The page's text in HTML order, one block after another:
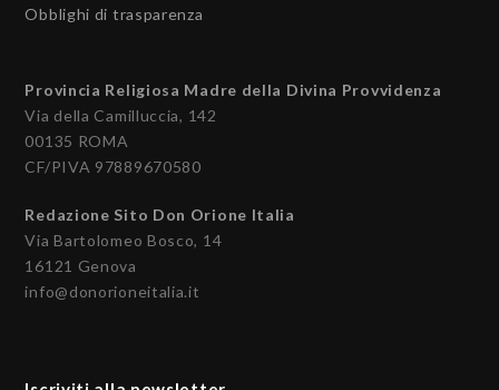
Obblighi di trasparenza
Provincia Religiosa Madre della Divina Provvidenza
Via della Camilluccia, 142
00135 ROMA
CF/PIVA 97889670580
Redazione Sito Don Orione Italia
Via Bartolomeo Bosco, 14
16121 Genova
info@donorioneitalia.it